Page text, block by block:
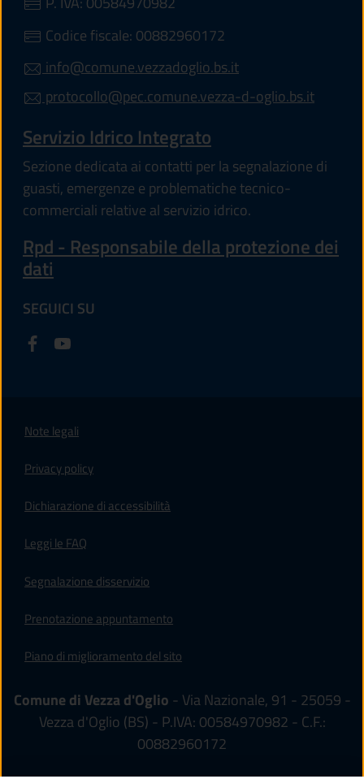
Codice fiscale: 00882960172
info@comune.vezzadoglio.bs.it
protocollo@pec.comune.vezza-d-oglio.bs.it
Servizio Idrico Integrato
Sezione dedicata ai contatti per la segnalazione di
guasti, emergenze e problematiche tecnico-
commerciali relative al servizio idrico.
Rpd - Responsabile della protezione dei
dati
SEGUICI SU
Note legali
Privacy policy
Dichiarazione di accessibilità
Leggi le FAQ
Segnalazione disservizio
Prenotazione appuntamento
Piano di miglioramento del sito
Comune di Vezza d'Oglio - Via Nazionale, 91 - 25059 -
Vezza d'Oglio (BS) - P.IVA: 00584970982 - C.F.:
00882960172